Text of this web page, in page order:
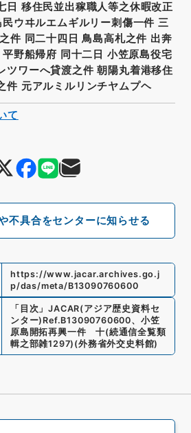
不具合をセンターに知らせる
日 移住民並出稼職人等之休暇改正
ウヰルエムギルリー刺傷一件 三
件 同二十四日 鳥島高札之件 出奔
野船帰府 同十二日 小笠原島役宅
ツワーへ貸渡之件 朝陽丸着港移住
件 元アルミルリンチヤムプヘ
https://www.jacar.archives.go.j
p/das/meta/B13090760600
「 目次 」JACAR(アジア歴史資料セ
ンター) Ref.B13090760600、 小笠
原島開拓再興一件 十(続通信全覧類
輯之部雑1297) (外務省外交史料館)
て